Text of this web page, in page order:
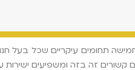
תחומים עיקריים שכל בעל
זה בזה ומשפיעים ישירות